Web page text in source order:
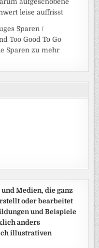
leise auffrisst
Sparen /
Too Good To Go
Sparen zu mehr
Medien, die ganz
oder bearbeitet
und Beispiele
anders
illustrativen